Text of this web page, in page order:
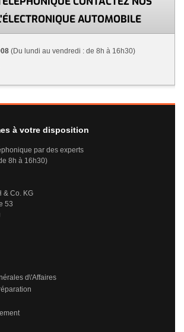
AUTOMOBILE
(Du lundi au vendredi : de 8h à 16h30)
à votre disposition
par des experts
8h à 16h30)
& Co. KG
53
d\'Affaires